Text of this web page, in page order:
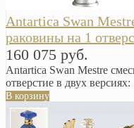
Antartica Swan
раковины на 1
160 075 руб.
Antartica Swan Mestre
отверстие в двух версиях:
В корзину